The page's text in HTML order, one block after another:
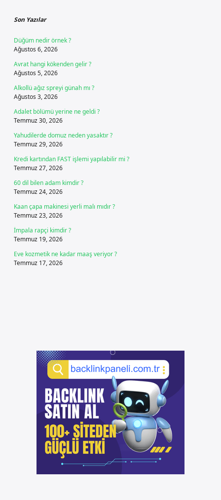
Son Yazılar
Düğüm nedir örnek ?
Ağustos 6, 2026
Avrat hangi kökenden gelir ?
Ağustos 5, 2026
Alkollü ağız spreyi günah mı ?
Ağustos 3, 2026
Adalet bölümü yerine ne geldi ?
Temmuz 30, 2026
Yahudilerde domuz neden yasaktır ?
Temmuz 29, 2026
Kredi kartından FAST işlemi yapılabilir mi ?
Temmuz 27, 2026
60 dil bilen adam kimdir ?
Temmuz 24, 2026
Kaan çapa makinesi yerli malı mıdır ?
Temmuz 23, 2026
İmpala rapçi kimdir ?
Temmuz 19, 2026
Eve kozmetik ne kadar maaş veriyor ?
Temmuz 17, 2026